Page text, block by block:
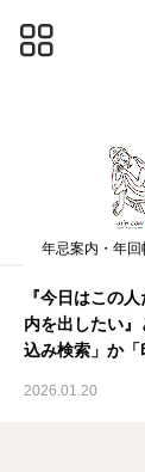
年忌案内・年回
『今日はこの
内を出したい』
込み検索」か「
2026.01.20
沙羅.com
マ